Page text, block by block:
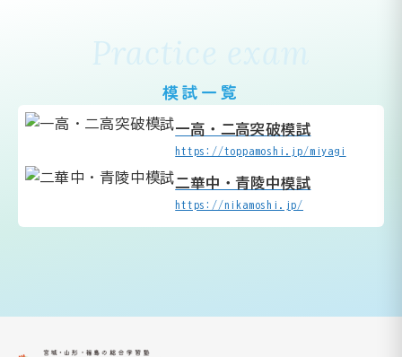
Practice exam
模試一覧
一高・二高突破模試
https://toppamoshi.jp/miyagi
二華中・青陵中模試
https://nikamoshi.jp/